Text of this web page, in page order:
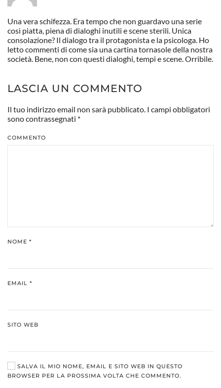
Una vera schifezza. Era tempo che non guardavo una serie
così piatta, piena di dialoghi inutili e scene sterili. Unica
consolazione? Il dialogo tra il protagonista e la psicologa. Ho
letto commenti di come sia una cartina tornasole della nostra
società. Bene, non con questi dialoghi, tempi e scene. Orribile.
LASCIA UN COMMENTO
Il tuo indirizzo email non sarà pubblicato. I campi obbligatori
sono contrassegnati *
COMMENTO
NOME *
EMAIL *
SITO WEB
SALVA IL MIO NOME, EMAIL E SITO WEB IN QUESTO
BROWSER PER LA PROSSIMA VOLTA CHE COMMENTO.